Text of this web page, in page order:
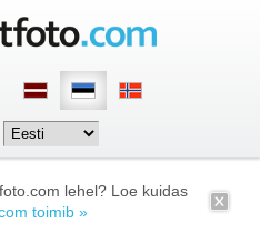
lehel? Loe kuidas
toimib »